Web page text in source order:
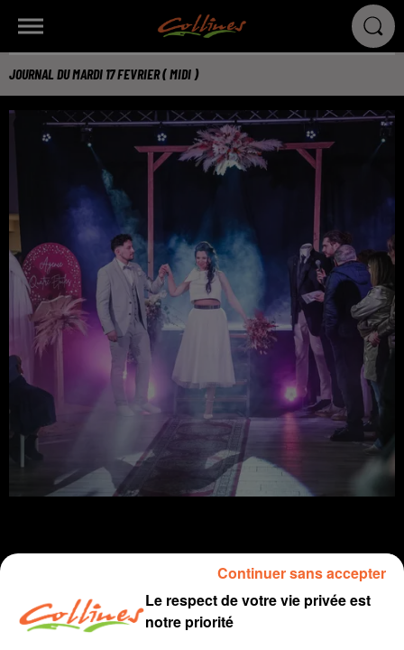
JOURNAL DU MARDI 17 FEVRIER ( MIDI )
17 février 2026 - 14 min 25 sec
Le respect de votre vie privée est
notre priorité
Continuer sans accepter